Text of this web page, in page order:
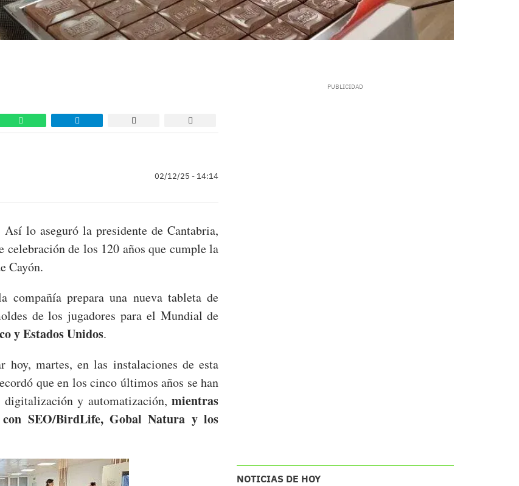
02/12/25 - 14:14
lo aseguró la presidente de Cantabria,
celebración de los 120 años que cumple la
Cayón.
prepara una nueva tableta de
de los jugadores para el Mundial de
y Estados Unidos.
martes, en las instalaciones de esta
que en los cinco últimos años se han
digitalización y automatización,mientras
SEO/BirdLife, Gobal Natura y los
NOTICIAS DE HOY